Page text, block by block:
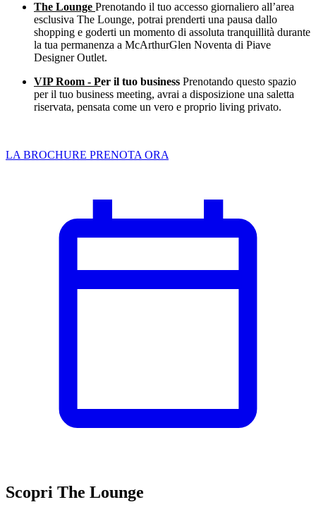
The Lounge Prenotando il tuo accesso giornaliero all’area
esclusiva The Lounge, potrai prenderti una pausa dallo
shopping e goderti un momento di assoluta tranquillità durante
la tua permanenza a McArthurGlen Noventa di Piave
Designer Outlet.
VIP Room - Per il tuo business Prenotando questo spazio
per il tuo business meeting, avrai a disposizione una saletta
riservata, pensata come un vero e proprio living privato.
LA BROCHURE PRENOTA ORA
Scopri The Lounge